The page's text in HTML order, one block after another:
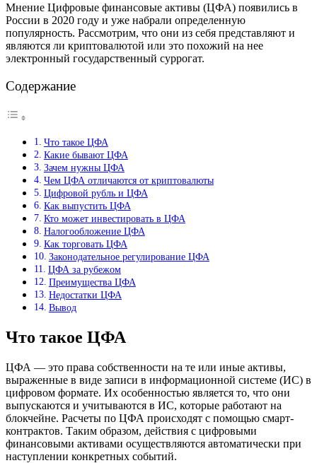
Мнение Цифровые финансовые активы (ЦФА) появились в
России в 2020 году и уже набрали определенную
популярность. Рассмотрим, что они из себя представляют и
являются ли криптовалютой или это похожий на нее
электронный государственный суррогат.
Содержание
Что такое ЦФА
Какие бывают ЦФА
Зачем нужны ЦФА
Чем ЦФА отличаются от криптовалюты
Цифровой рубль и ЦФА
Как выпустить ЦФА
Кто может инвестировать в ЦФА
Налогообложение ЦФА
Как торговать ЦФА
Законодательное регулирование ЦФА
ЦФА за рубежом
Преимущества ЦФА
Недостатки ЦФА
Вывод
Что такое ЦФА
ЦФА — это права собственности на те или иные активы,
выраженные в виде записи в информационной системе (ИС) в
цифровом формате. Их особенностью является то, что они
выпускаются и учитываются в ИС, которые работают на
блокчейне. Расчеты по ЦФА происходят с помощью смарт-
контрактов. Таким образом, действия с цифровыми
финансовыми активами осуществляются автоматически при
наступлении конкретных событий.